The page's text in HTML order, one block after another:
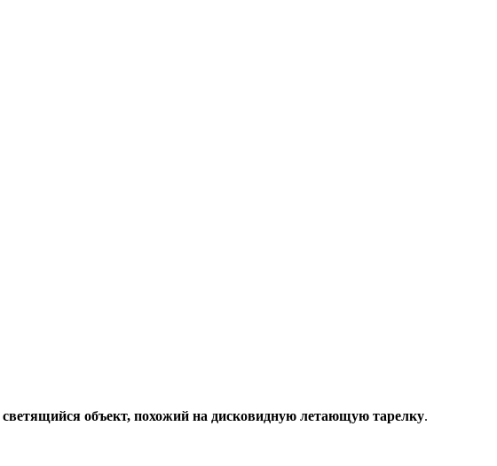
светящийся объект, похожий на дисковидную летающую тарелку.